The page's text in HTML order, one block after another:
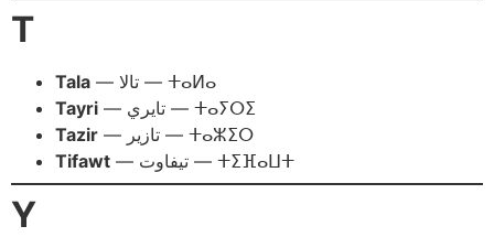
T
Tala
— تالا — ⵜⴰⵍⴰ
Tayri
— تايري — ⵜⴰⵢⵔⵉ
Tazir
— تازير — ⵜⴰⵣⵉⵔ
Tifawt
— تيفاوت — ⵜⵉⴼⴰⵡⵜ
Y